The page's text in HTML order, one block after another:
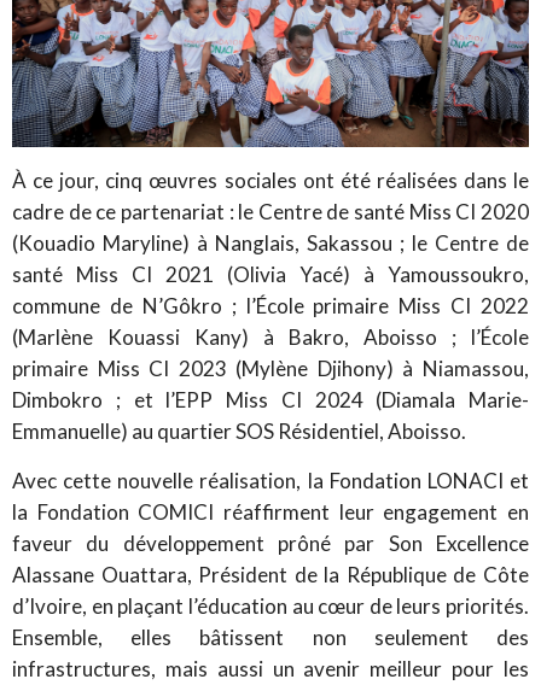
À ce jour, cinq œuvres sociales ont été réalisées dans le
cadre de ce partenariat : le Centre de santé Miss CI 2020
(Kouadio Maryline) à Nanglais, Sakassou ; le Centre de
santé Miss CI 2021 (Olivia Yacé) à Yamoussoukro,
commune de N’Gôkro ; l’École primaire Miss CI 2022
(Marlène Kouassi Kany) à Bakro, Aboisso ; l’École
primaire Miss CI 2023 (Mylène Djihony) à Niamassou,
Dimbokro ; et l’EPP Miss CI 2024 (Diamala Marie-
Emmanuelle) au quartier SOS Résidentiel, Aboisso.
Avec cette nouvelle réalisation, la Fondation LONACI et
la Fondation COMICI réaffirment leur engagement en
faveur du développement prôné par Son Excellence
Alassane Ouattara, Président de la République de Côte
d’Ivoire, en plaçant l’éducation au cœur de leurs priorités.
Ensemble, elles bâtissent non seulement des
infrastructures, mais aussi un avenir meilleur pour les